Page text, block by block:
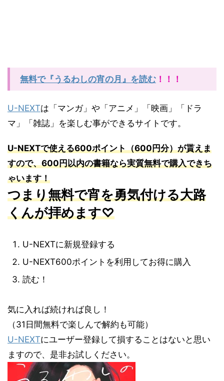
無料で『うるわしの宵の月』を読む ！！！
U-NEXTは「マンガ」や「アニメ」「映画」「ドラ
マ」「雑誌」を楽しむ事ができるサイトです。
U-NEXTで使える600ポイント（600円分）が貰えま
すので、600円以内の書籍なら実質無料で購入できち
ゃいます！
つまり無料で宵を勇気付ける大路
くんが拝めます♡
U-NEXTに新規登録する
U-NEXT600ポイントを利用してお得に購入
読む！
気に入れば続ければ良し！
（31日間無料で楽しんで解約も可能）
U-NEXTにユーザー登録して損することはないと思い
ますので、是非お試しください。